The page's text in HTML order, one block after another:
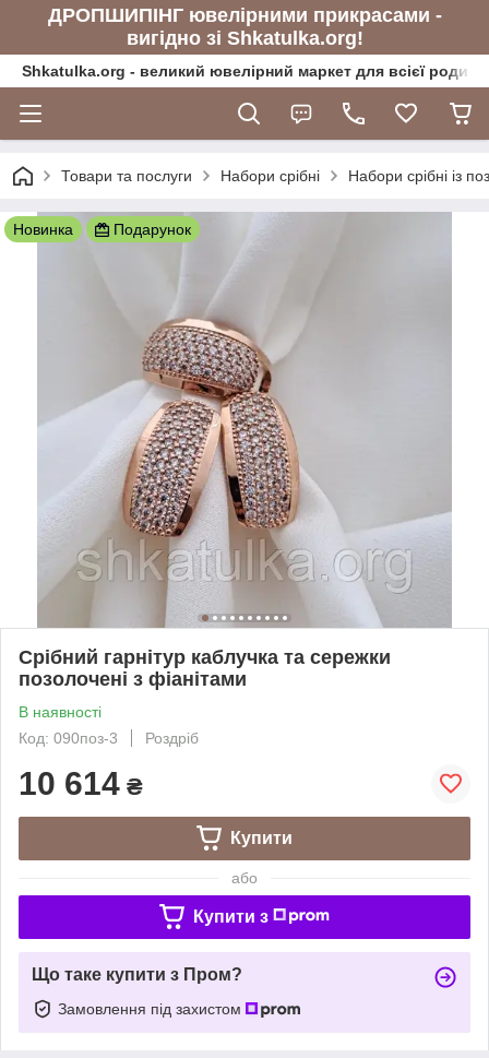
ДРОПШИПІНГ ювелірними прикрасами -
вигідно зі Shkatulka.org!
Shkatulka.org - великий ювелірний маркет для всієї
Товари та послуги Набори срібні Набори срібні із
Новинка Подарунок
Срібний гарнітур каблучка та сережки
позолочені з фіанітами
В наявності
Код: 090поз-3
Роздріб
10 614 ₴
Купити
або
Купити з
Що таке купити з Пром?
Замовлення під захистом